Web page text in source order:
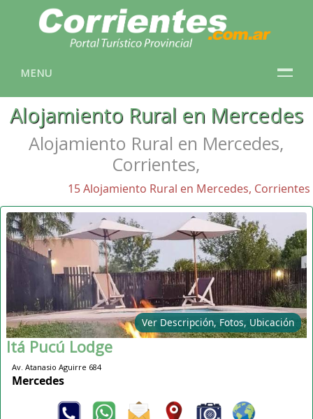
MENU
Alojamiento Rural en Mercedes
Alojamiento Rural en Mercedes,
Corrientes,
15 Alojamiento Rural en Mercedes, Corrientes
Ver Descripción, Fotos, Ubicación
Itá Pucú Lodge
Av. Atanasio Aguirre 684
Mercedes